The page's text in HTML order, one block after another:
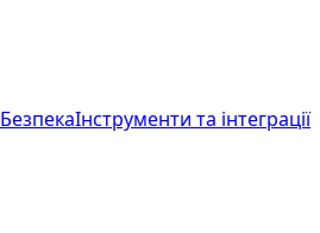
БезпекаІнструменти та інтеграції